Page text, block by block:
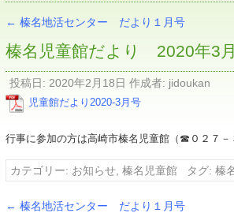
← 榛名地活センター だより１月号
榛名児童館だより 2020年3
投稿日: 2020年2月18日 作成者: jidoukan
児童館だより2020-3月号
行事に参加の方は高崎市榛名児童館（☎０２７
カテゴリー: お知らせ 榛名児童館 タグ: 榛
← 榛名地活センター だより１月号